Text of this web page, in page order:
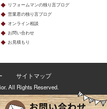
リフォームマンの独り言ブログ
営業君の独り言ブログ
オンライン相談
お問い合わせ
お見積もり
サイトマップ
All Rights Reserved.